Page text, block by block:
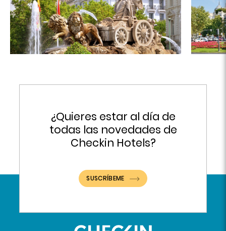
¿Quieres estar al día de
todas las novedades de
Checkin Hotels?
SUSCRÍBEME